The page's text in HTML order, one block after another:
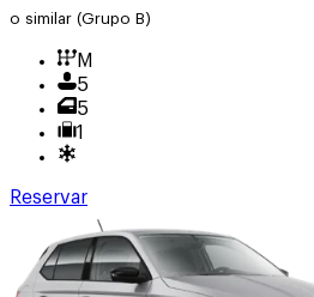
o similar (Grupo B)
M
5
5
1
Reservar